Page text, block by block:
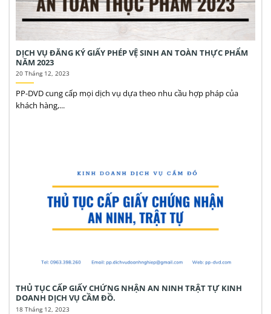
DỊCH VỤ ĐĂNG KÝ GIẤY PHÉP VỆ SINH AN TOÀN THỰC PHẨM
NĂM 2023
20 Tháng 12, 2023
PP-DVD cung cấp mọi dịch vụ dựa theo nhu cầu hợp pháp của
khách hàng,...
THỦ TỤC CẤP GIẤY CHỨNG NHẬN AN NINH TRẬT TỰ KINH
DOANH DỊCH VỤ CẦM ĐỒ.
18 Tháng 12, 2023